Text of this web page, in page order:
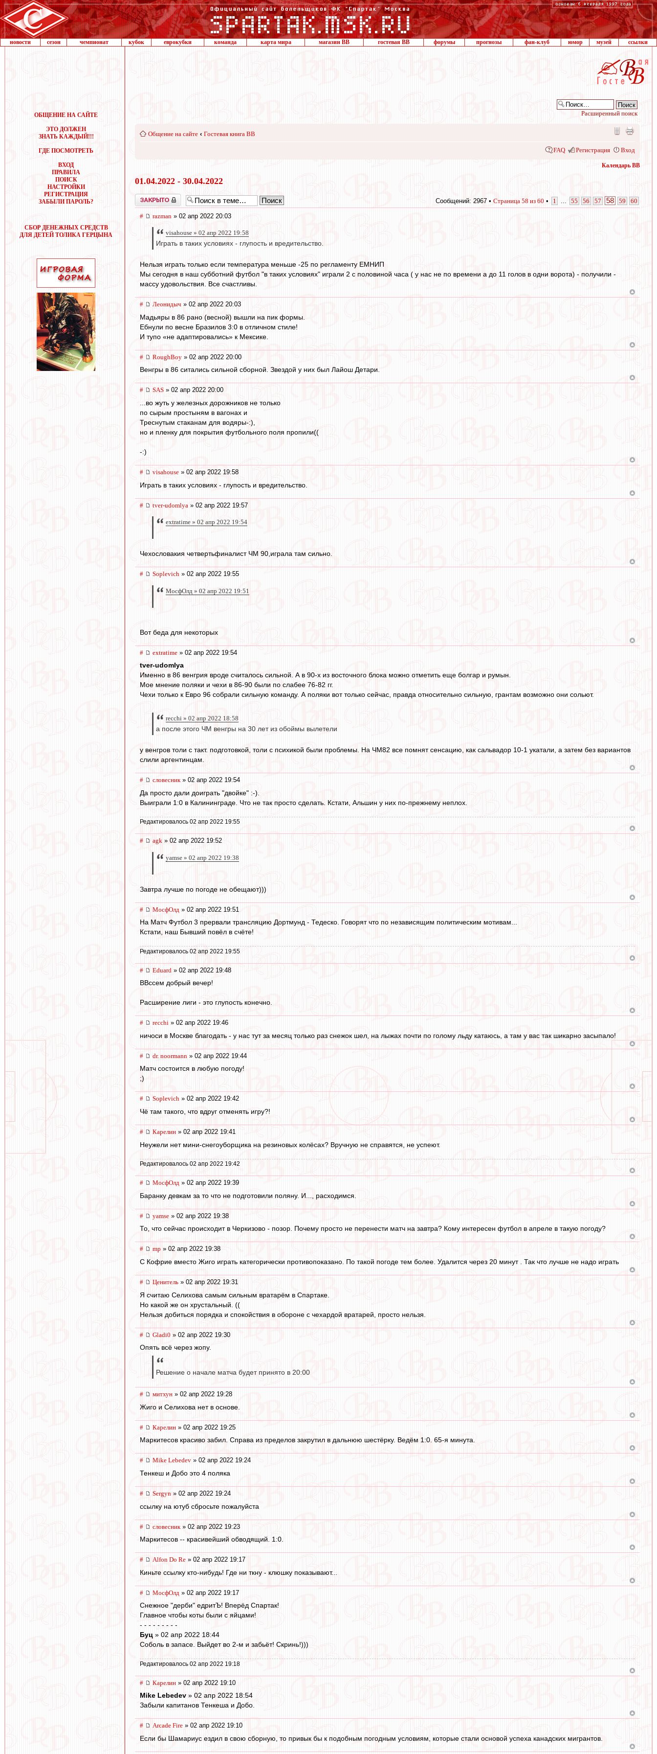
новости сезон чемпионат кубок еврокубки команда карта мира магазин ВВ гостевая ВВ форумы прогнозы фан-клуб юмор музей ссылки
ОБЩЕНИЕ НА САЙТЕ
ЭТО ДОЛЖЕН
ЗНАТЬ КАЖДЫЙ!!!
ГДЕ ПОСМОТРЕТЬ
ВХОД
ПРАВИЛА
ПОИСК
НАСТРОЙКИ
РЕГИСТРАЦИЯ
ЗАБЫЛИ ПАРОЛЬ?
СБОР ДЕНЕЖНЫХ СРЕДСТВ
ДЛЯ ДЕТЕЙ ТОЛИКА ГЕРЦЫНА
Расширенный поиск
Общение на сайте ‹ Гостевая книга ВВ
FAQ Регистрация Вход
Календарь ВВ
01.04.2022 - 30.04.2022
Закрыто Сообщений: 2967 • Страница 58 из 60 • 1 55 56 57 58 59 60
# razman » 02 апр 2022 20:03
visahouse » 02 апр 2022 19:58
Играть в таких условиях - глупость и вредительство.
Нельзя играть только если температура меньше -25 по регламенту ЕМНИП
Мы сегодня в наш субботний футбол "в таких условиях" играли 2 с половиной часа ( у нас не по времени а до 11 голов в одни ворота) - получили -
массу удовольствия. Все счастливы.
# Леонидыч » 02 апр 2022 20:03
Мадьяры в 86 рано (весной) вышли на пик формы.
Ебнули по весне Бразилов 3:0 в отличном стиле!
И тупо «не адаптировались» к Мексике.
# RoughBoy » 02 апр 2022 20:00
Венгры в 86 ситались сильной сборной. Звездой у них был Лайош Детари.
# SAS » 02 апр 2022 20:00
...во жуть у железных дорожников не только
по сырым простыням в вагонах и
Треснутым стаканам для водяры-:),
но и пленку для покрытия футбольного поля пропили((
-:)
# visahouse » 02 апр 2022 19:58
Играть в таких условиях - глупость и вредительство.
# tver-udomlya » 02 апр 2022 19:57
extratime » 02 апр 2022 19:54
Чехословакия четвертьфиналист ЧМ 90,играла там сильно.
# Soplevich » 02 апр 2022 19:55
МосфОлд » 02 апр 2022 19:51
Вот беда для некоторых
# extratime » 02 апр 2022 19:54
tver-udomlya
Именно в 86 венгрия вроде считалось сильной. А в 90-х из восточного блока можно отметить еще болгар и румын.
Мое мнение поляки и чехи в 86-90 были по слабее 76-82 гг.
Чехи только к Евро 96 собрали сильную команду. А поляки вот только сейчас, правда относительно сильную, грантам возможно они сольют.
recchi » 02 апр 2022 18:58
а после этого ЧМ венгры на 30 лет из обоймы вылетели
у венгров толи с такт. подготовкой, толи с психикой были проблемы. На ЧМ82 все помнят сенсацию, как сальвадор 10-1 укатали, а затем без вариантов
слили аргентинцам.
# словесник» 02 апр 2022 19:54
Да просто дали доиграть "двойке" :-).
Выиграли 1:0 в Калининграде. Что не так просто сделать. Кстати, Альшин у них по-прежнему неплох.
Редактировалось 02 апр 2022 19:55
# agk » 02 апр 2022 19:52
yamse » 02 апр 2022 19:38
Завтра лучше по погоде не обещают)))
# МосфОлд » 02 апр 2022 19:51
На Матч Футбол 3 прервали трансляцию Дортмунд - Тедеско. Говорят что по независящим политическим мотивам...
Кстати, наш Бывший повёл в счёте!
Редактировалось 02 апр 2022 19:55
# Eduard » 02 апр 2022 19:48
ВВссем добрый вечер!
Расширение лиги - это глупость конечно.
# recchi » 02 апр 2022 19:46
ничоси в Москве благодать - у нас тут за месяц только раз снежок шел, на лыжах почти по голому льду катаюсь, а там у вас так шикарно засыпало!
# dr. noormann » 02 апр 2022 19:44
Матч состоится в любую погоду!
;)
# Soplevich » 02 апр 2022 19:42
Чё там такого, что вдруг отменять игру?!
# Карелин » 02 апр 2022 19:41
Неужели нет мини-снегоуборщика на резиновых колёсах? Вручную не справятся, не успеют.
Редактировалось 02 апр 2022 19:42
# МосфОлд » 02 апр 2022 19:39
Баранку девкам за то что не подготовили поляну. И..., расходимся.
# yamse » 02 апр 2022 19:38
То, что сейчас происходит в Черкизово - позор. Почему просто не перенести матч на завтра? Кому интересен футбол в апреле в такую погоду?
# mp » 02 апр 2022 19:38
С Кофрие вместо Жиго играть категорически противопоказано. По такой погоде тем более. Удалится через 20 минут . Так что лучше не надо играть
# Ценитель » 02 апр 2022 19:31
Я считаю Селихова самым сильным вратарём в Спартаке.
Но какой же он хрустальный. ((
Нельзя добиться порядка и спокойствия в обороне с чехардой вратарей, просто нельзя.
# Gladi0 » 02 апр 2022 19:30
Опять всё через жопу.
Решение о начале матча будет принято в 20:00
# митхун » 02 апр 2022 19:28
Жиго и Селихова нет в основе.
# Карелин » 02 апр 2022 19:25
Маркитесов красиво забил. Справа из пределов закрутил в дальнюю шестёрку. Ведём 1:0. 65-я минута.
# Mike Lebedev » 02 апр 2022 19:24
Тенкеш и Добо это 4 поляка
# Sergyn » 02 апр 2022 19:24
ссылку на ютуб сбросьте пожалуйста
# словесник » 02 апр 2022 19:23
Маркитесов -- красивейший обводящий. 1:0.
# Alfon Do Re » 02 апр 2022 19:17
Киньте ссылку кто-нибудь! Где ни ткну - клюшку показывают...
# МосфОлд » 02 апр 2022 19:17
Снежное "дерби" едритЪ! Вперёд Спартак!
Главное чтобы коты были с яйцами!
- - - - - - - - -
Буц » 02 апр 2022 18:44
Соболь в запасе. Выйдет во 2-м и забьёт! Скринь!)))
Редактировалось 02 апр 2022 19:18
# Карелин » 02 апр 2022 19:10
Mike Lebedev » 02 апр 2022 18:54
Забыли капитанов Тенкеша и Добо.
# Arcade Fire » 02 апр 2022 19:10
Если бы Шамариус ездил в свою сборную, то привык бы к подобным погодным условиям, которые стали основой успеха канадских мигрантов.